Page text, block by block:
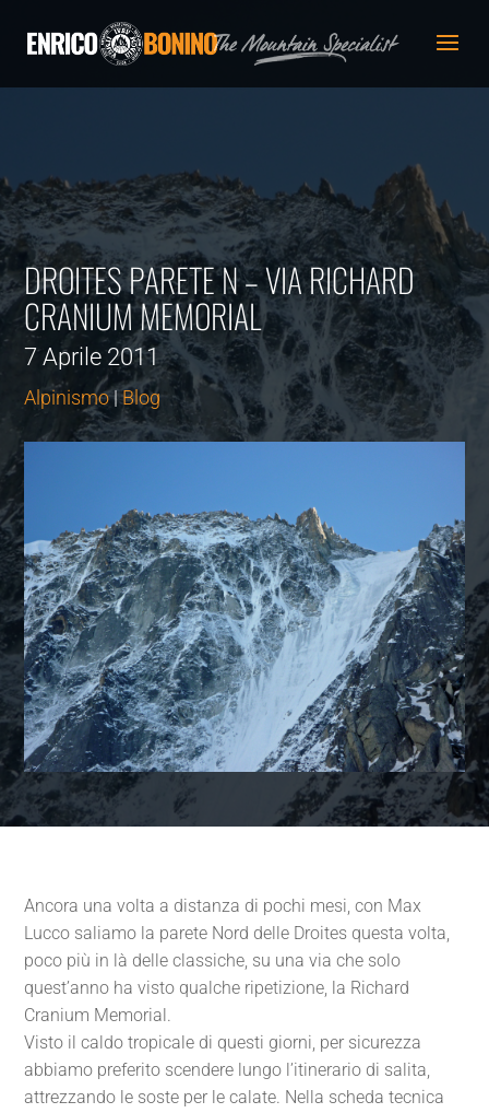
DROITES PARETE N – VIA RICHARD
CRANIUM MEMORIAL
7 Aprile 2011
Alpinismo|Blog
Ancora una volta a distanza di pochi mesi, con Max
Lucco saliamo la parete Nord delle Droites questa volta,
poco più in là delle classiche, su una via che solo
quest’anno ha visto qualche ripetizione, la Richard
Cranium Memorial.
Visto il caldo tropicale di questi giorni, per sicurezza
abbiamo preferito scendere lungo l’itinerario di salita,
attrezzando le soste per le calate. Nella scheda tecnica